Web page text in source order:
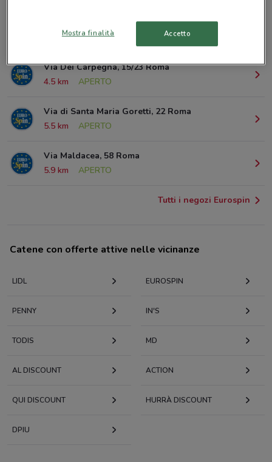
Via Della Cava Aurelia, 175/A/B/C Roma
4.3 km
APERTO
Via Dei Carpegna, 15/23 Roma
4.5 km
APERTO
Via di Santa Maria Goretti, 22 Roma
5.5 km
APERTO
Via Maldacea, 58 Roma
5.9 km
APERTO
Tutti i negozi Eurospin
Catene con offerte attive nelle vicinanze
LIDL EUROSPIN
PENNY IN'S
TODIS MD
AL DISCOUNT ACTION
QUI DISCOUNT HURRÀ DISCOUNT
DPIU
Mostra finalità Accetto